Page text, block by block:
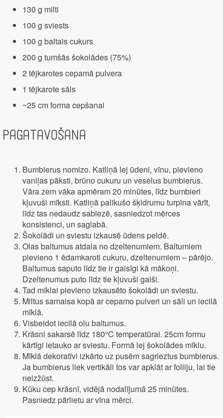
130 g milti
100 g sviests
100 g baltais cukurs
200 g tumšās šokolādes (75%)
2 tējkarotes cepamā pulvera
1 tējkarote sāls
~25 cm forma cepšanai
Pagatavošana
Bumbierus nomizo. Katliņā lej ūdeni, vīnu, pievieno
vaniļas pāksti, brūno cukuru un veselus bumbierus.
Vāra zem vāka apmēram 20 minūtes, līdz bumbieri
kļuvuši mīksti. Katliņā palikušo šķidrumu turpina vārīt,
līdz tas nedaudz sabiezē, sasniedzot mērces
konsistenci, un saglabā.
Šokolādi un sviestu izkausē ūdens peldē.
Olas baltumus atdala no dzeltenumiem. Baltumiem
pievieno 1 ēdamkaroti cukuru, dzeltenumiem – pārējo.
Baltumus saputo līdz tie ir gaisīgi kā mākoņi.
Dzeltenumus puto līdz tie kļuvuši gaiši.
Tad mīklai pievieno izkausēto šokolādi un sviestu.
Miltus samaisa kopā ar cepamo pulveri un sāli un iecilā
mīklā.
Visbeidot iecilā olu baltumus.
Krāsni sakarsē līdz 180°C temperatūrai. 25cm formu
kārtīgi ietauko ar sviestu. Formā lej šokolādes mīklu.
Mīklā dekoratīvi izkārto uz pusēm sagrieztus bumbierus.
Ja bumbierus liek vertikāli tos var apklāt ar folliju, lai tie
neizžūst.
Kūku cep krāsnī, vidējā nodalījumā 25 minūtes.
Pasniedz pārlietu ar vīna mērci.